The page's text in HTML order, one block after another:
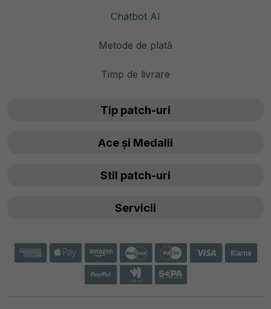
Chatbot AI
Metode de plată
Timp de livrare
Tip patch-uri
Ace și Medalii
Stil patch-uri
Servicii